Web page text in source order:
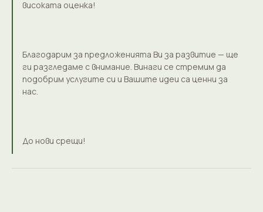
високата оценка!
Благодарим за предложенията Ви за развитие — ще
ги разгледаме с внимание. Винаги се стремим да
подобрим услугите си и Вашите идеи са ценни за
нас.
До нови срещи!